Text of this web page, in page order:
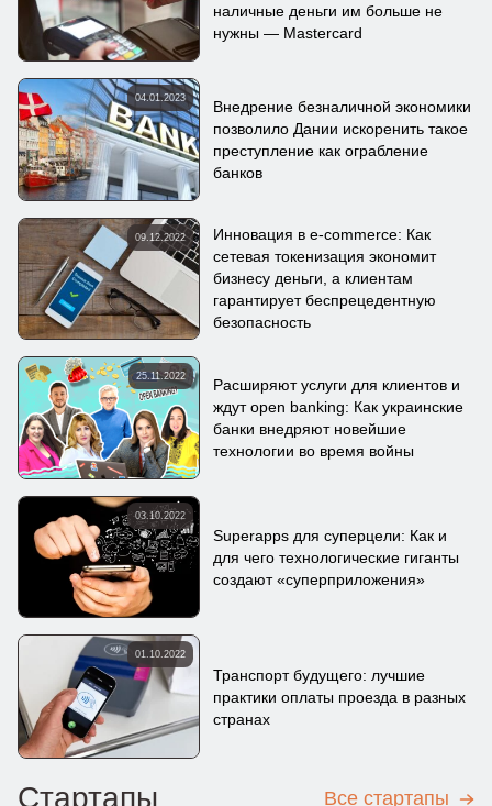
наличные деньги им больше не
нужны — Mastercard
04.01.2023
Внедрение безналичной экономики
позволило Дании искоренить такое
преступление как ограбление
банков
09.12.2022
Инновация в e-commerce: Как
сетевая токенизация экономит
бизнесу деньги, а клиентам
гарантирует беспрецедентную
безопасность
25.11.2022
Расширяют услуги для клиентов и
ждут open banking: Как украинские
банки внедряют новейшие
технологии во время войны
03.10.2022
Superapps для суперцели: Как и
для чего технологические гиганты
создают «суперприложения»
01.10.2022
Транспорт будущего: лучшие
практики оплаты проезда в разных
странах
Стартапы Все стартапы